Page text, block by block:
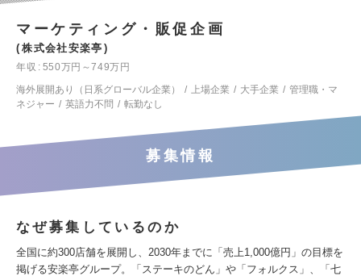
マーケティング・販促企画
株式会社安楽亭
年収
550万円～749万円
海外展開あり（日系グローバル企業）
上場企業 大手企業
管理職・マ
ネジャー
英語力不問 転勤なし
募集情報
なぜ募集しているのか
全国に約300店舗を展開し、2030年までに「売上1,000億円」の目標を
掲げる安楽亭グループ。「ステーキのどん」や「フォルクス」、「七